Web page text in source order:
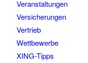
Veranstaltungen
Versicherungen
Vertrieb
Wettbewerbe
XING-Tipps